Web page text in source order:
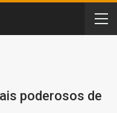
poderosos de